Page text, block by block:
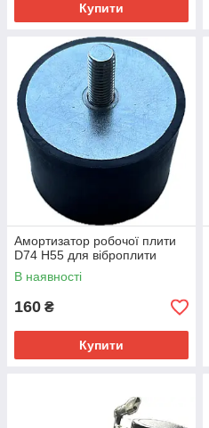
Купити
Амортизатор робочої плити
D74 H55 для віброплити
В наявності
160 ₴
Купити